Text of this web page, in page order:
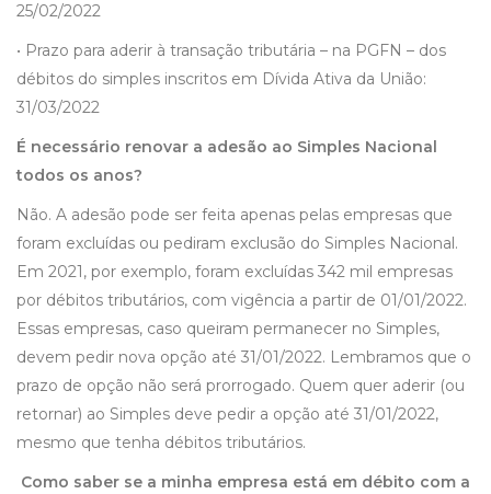
25/02/2022
• Prazo para aderir à transação tributária – na PGFN – dos
débitos do simples inscritos em Dívida Ativa da União:
31/03/2022
É necessário renovar a adesão ao Simples Nacional
todos os anos?
Não. A adesão pode ser feita apenas pelas empresas que
foram excluídas ou pediram exclusão do Simples Nacional.
Em 2021, por exemplo, foram excluídas 342 mil empresas
por débitos tributários, com vigência a partir de 01/01/2022.
Essas empresas, caso queiram permanecer no Simples,
devem pedir nova opção até 31/01/2022. Lembramos que o
prazo de opção não será prorrogado. Quem quer aderir (ou
retornar) ao Simples deve pedir a opção até 31/01/2022,
mesmo que tenha débitos tributários.
Como saber se a minha empresa está em débito com a